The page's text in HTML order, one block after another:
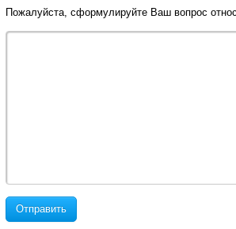
Пожалуйста, сформулируйте Ваш вопрос
Отправить